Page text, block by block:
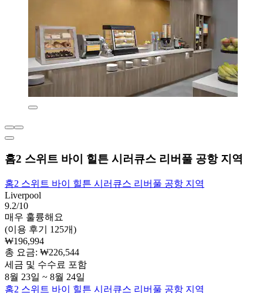
홈2 스위트 바이 힐튼 시러큐스 리버풀 공항 지역
홈2 스위트 바이 힐튼 시러큐스 리버풀 공항 지역
Liverpool
9.2/10
매우 훌륭해요
(이용 후기 125개)
₩196,994
총 요금: ₩226,544
세금 및 수수료 포함
8월 23일 ~ 8월 24일
홈2 스위트 바이 힐튼 시러큐스 리버풀 공항 지역